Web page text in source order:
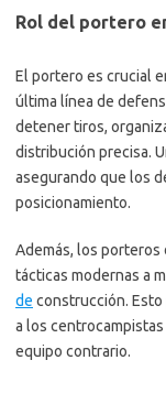
Rol del portero
El portero es crucial
última línea de
detener tiros,
distribución precisa.
asegurando que los
posicionamiento.
Además, los porteros
tácticas modernas a
de construcción.
a los
equipo contrario.